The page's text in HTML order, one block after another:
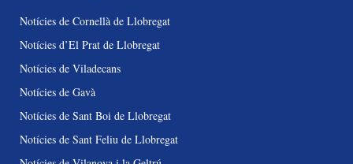
Notícies de Cornellà de Llobregat
Notícies d’El Prat de Llobregat
Notícies de Viladecans
Notícies de Gavà
Notícies de Sant Boi de Llobregat
Notícies de Sant Feliu de Llobregat